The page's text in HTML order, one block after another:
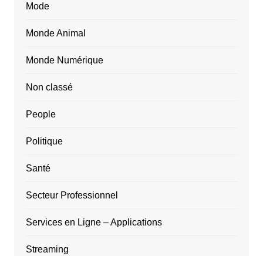
Mode
Monde Animal
Monde Numérique
Non classé
People
Politique
Santé
Secteur Professionnel
Services en Ligne – Applications
Streaming